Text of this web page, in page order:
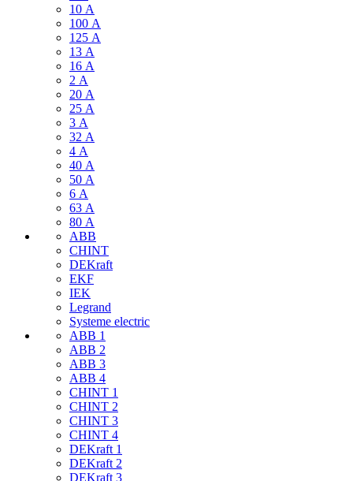
10 А
100 А
125 А
13 А
16 А
2 А
20 А
25 А
3 А
32 А
4 А
40 А
50 А
6 А
63 А
80 А
ABB
CHINT
DEKraft
EKF
IEK
Legrand
Systeme electric
ABB 1
ABB 2
ABB 3
ABB 4
CHINT 1
CHINT 2
CHINT 3
CHINT 4
DEKraft 1
DEKraft 2
DEKraft 3